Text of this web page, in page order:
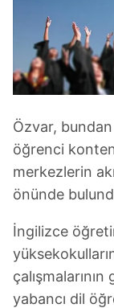
Özvar,
öğrenci
merkezlerin
önünde
İngilizce
yabancı dil